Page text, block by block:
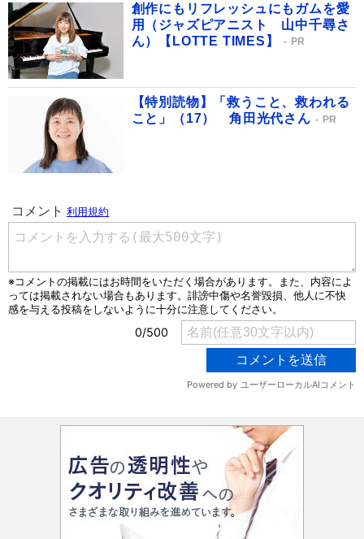
創作にもリフレッシュにもガムを愛
用（ジャズピアニスト 山中千尋さ
ん）【LOTTE TIMES】
PR
【特別読物】「救うこと、救われる
こと」（17） 角田光代さん
PR